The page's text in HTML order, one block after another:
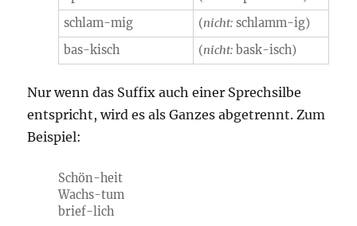
schlam-mig
(nicht: schlamm-ig)
bas-kisch
(nicht: bask-isch)
Nur wenn das Suffix auch einer Sprechsilbe
entspricht, wird es als Ganzes abgetrennt. Zum
Beispiel:
Schön-heit
Wachs-tum
brief-lich